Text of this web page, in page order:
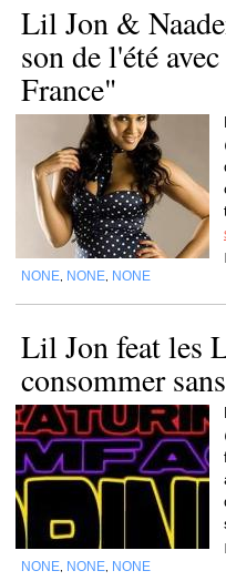
Lil Jon &
son de l'été
France"
NONE NONE NONE
Lil Jon feat les
consommer
NONE NONE NONE